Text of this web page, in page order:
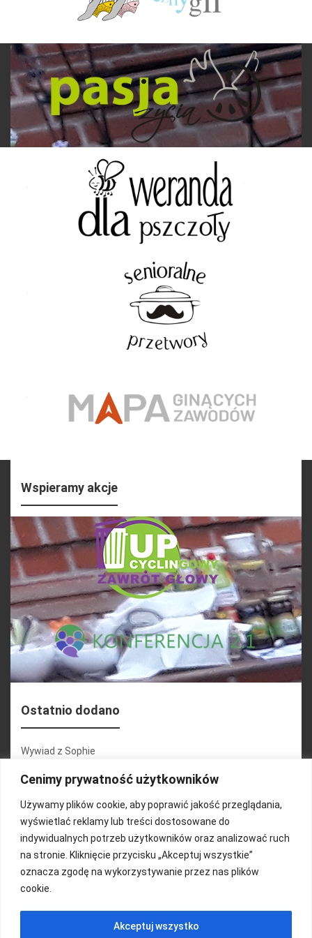
Cenimy prywatność użytkowników
Używamy plików cookie, aby poprawić jakość przeglądania,
wyświetlać reklamy lub treści dostosowane do
indywidualnych potrzeb użytkowników oraz analizować ruch
na stronie. Kliknięcie przycisku „Akceptuj wszystkie”
oznacza zgodę na wykorzystywanie przez nas plików
cookie.
Akceptuj wszystko
Wspieramy akcje
Ostatnio dodano
Wywiad z Sophie
Konferencja 2.1
Martyna Wojciechowska
Relacja zdjęciowa 25.09.2024r (cz.2)
Wywiady z uczestnikami
FUNDACJA KOLOROWO